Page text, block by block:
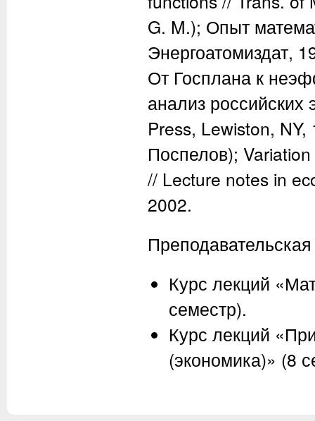
G. M.); Опыт
Энергоатомиздат,
От Госплана к
анализ российских
Press, Lewiston,
Поспелов);
// Lecture notes in
2002.
Курс лекций
семестр).
Курс лекций
(экономика)» (8